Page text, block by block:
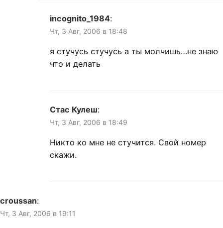
incognito_1984:
Чт, 3 Авг, 2006 в 18:48
я стучусь стучусь а ты молчишь…не знаю
что и делать
Стас Кулеш:
Чт, 3 Авг, 2006 в 18:49
Никто ко мне не стучится. Свой номер
скажи.
croussan:
Чт, 3 Авг, 2006 в 19:11